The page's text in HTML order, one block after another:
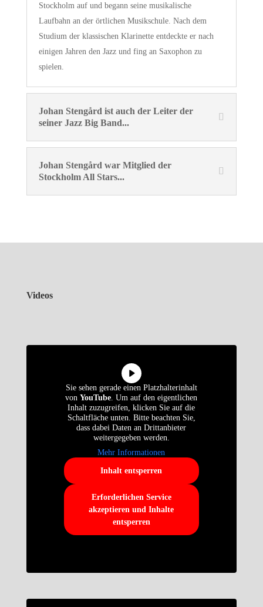
Stockholm auf und begann seine musikalische
Laufbahn an der örtlichen Musikschule. Nach dem
Studium der klassischen Klarinette entdeckte er nach
einigen Jahren den Jazz und fing an Saxophon zu
spielen.
Johan Stengård ist auch der Leiter der
seiner Jazz Big Band...
Johan Stengård war Mitglied der
Stockholm All Stars...
Videos
Sie sehen gerade einen Platzhalterinhalt
vonYouTube . Um auf den eigentlichen
Inhalt zuzugreifen, klicken Sie auf die
Schaltfläche unten. Bitte beachten Sie,
dass dabei Daten an Drittanbieter
weitergegeben werden.
Mehr Informationen
Inhalt entsperren
Erforderlichen Service
akzeptieren und Inhalte
entsperren